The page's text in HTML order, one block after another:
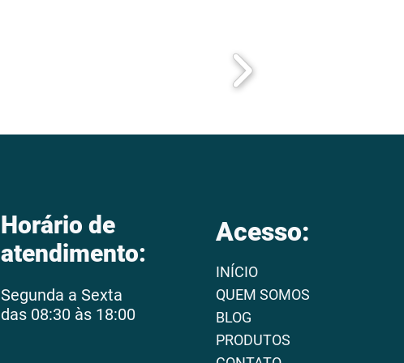
Horário de
atendimento:
Segunda a Sexta
das 08:30 às 18:00
Acesso:
INÍCIO
QUEM SOMOS
BLOG
PRODUTOS